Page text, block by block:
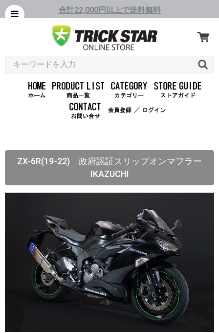
合計22,000円以上で送料無料
／
ZX-6R(19-22) 政府認証スリップオンマフラー
IKAZUCHI